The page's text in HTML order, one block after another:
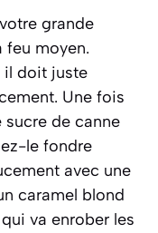
grande
feu moyen.
il doit juste
Une fois
sucre de canne
le fondre
avec une
caramel blond
va enrober les